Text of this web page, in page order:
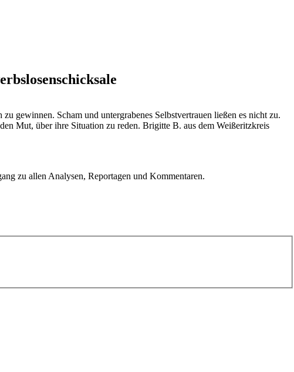
gewinnen. Scham und untergrabenes Selbstvertrauen ließen es nicht zu.
Mut, über ihre Situation zu reden. Brigitte B. aus dem Weißeritzkreis
zu allen Analysen, Reportagen und Kommentaren.